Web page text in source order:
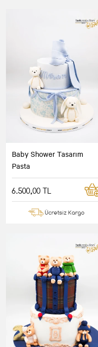
Baby Shower Tasarım
Pasta
6.500,00 TL
Ücretsiz Kargo